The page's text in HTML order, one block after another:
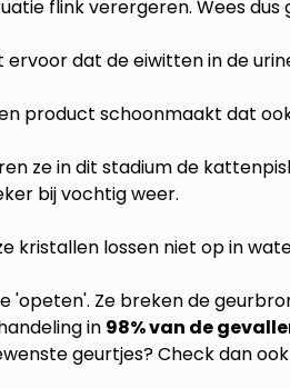
flink verergeren. Wees dus
dat de eiwitten in de
product schoonmaakt dat
ze in dit stadium de
bij vochtig weer.
kristallen lossen niet op in
Ze breken de
in 98% van de
geurtjes? Check dan